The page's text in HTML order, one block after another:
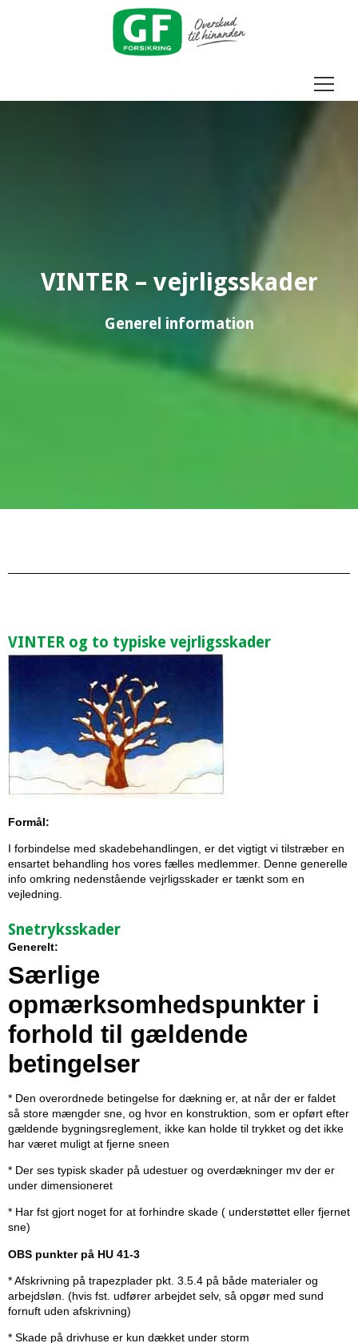
Menu
VINTER – vejrligsskader
Generel information
VINTER og to typiske vejrligsskader
Formål:
I forbindelse med skadebehandlingen, er det vigtigt vi tilstræber en
ensartet behandling hos vores fælles medlemmer. Denne generelle
info omkring nedenstående vejrligsskader er tænkt som en
vejledning.
Snetryksskader
Generelt:
Særlige
opmærksomhedspunkter i
forhold til gældende
betingelser
* Den overordnede betingelse for dækning er, at når der er faldet
så store mængder sne, og hvor en konstruktion, som er opført efter
gældende bygningsreglement, ikke kan holde til trykket og det ikke
har været muligt at fjerne sneen
* Der ses typisk skader på udestuer og overdækninger mv der er
under dimensioneret
* Har fst gjort noget for at forhindre skade ( understøttet eller fjernet
sne)
OBS punkter på HU 41-3
* Afskrivning på trapezplader pkt. 3.5.4 på både materialer og
arbejdsløn. (hvis fst. udfører arbejdet selv, så opgør med sund
fornuft uden afskrivning)
* Skade på drivhuse er kun dækket under storm